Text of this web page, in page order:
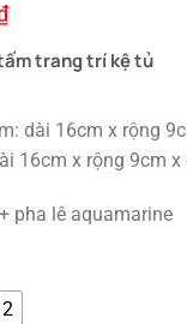
trang trí kệ tủ
dài 16cm x rộng
16cm x rộng 9cm x
pha lê aquamarine